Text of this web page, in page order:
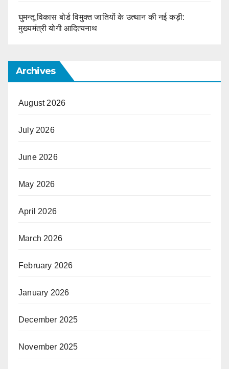
घुमन्तू विकास बोर्ड विमुक्त जातियों के उत्थान की नई कड़ी:
मुख्यमंत्री योगी आदित्यनाथ
Archives
August 2026
July 2026
June 2026
May 2026
April 2026
March 2026
February 2026
January 2026
December 2025
November 2025